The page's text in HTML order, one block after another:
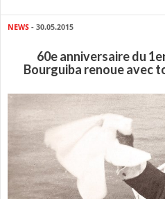
NEWS - 30.05.2015
60e anniversaire du
Bourguiba renoue avec